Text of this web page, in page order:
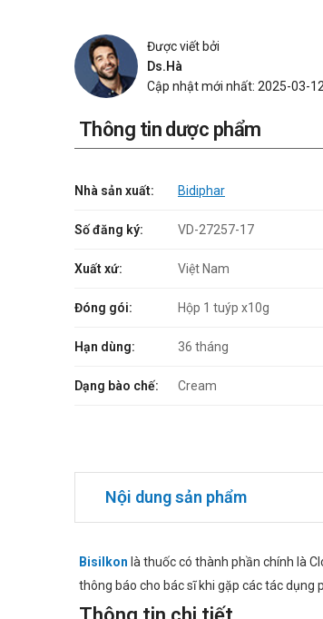
Được viết bởi
Ds.Hà
Cập nhật mới nhất: 2025-03-
Thông tin dược phẩm
Nhà sản xuất: Bidiphar
Số đăng ký: VD-27257-17
Xuất xứ: Việt Nam
Đóng gói: Hộp 1 tuýp x10g
Hạn dùng: 36 tháng
Dạng bào chế: Cream
Nội dung sản phẩm
Bisilkon là thuốc có thành phần chính là
thông báo cho bác sĩ khi gặp các tác dụng